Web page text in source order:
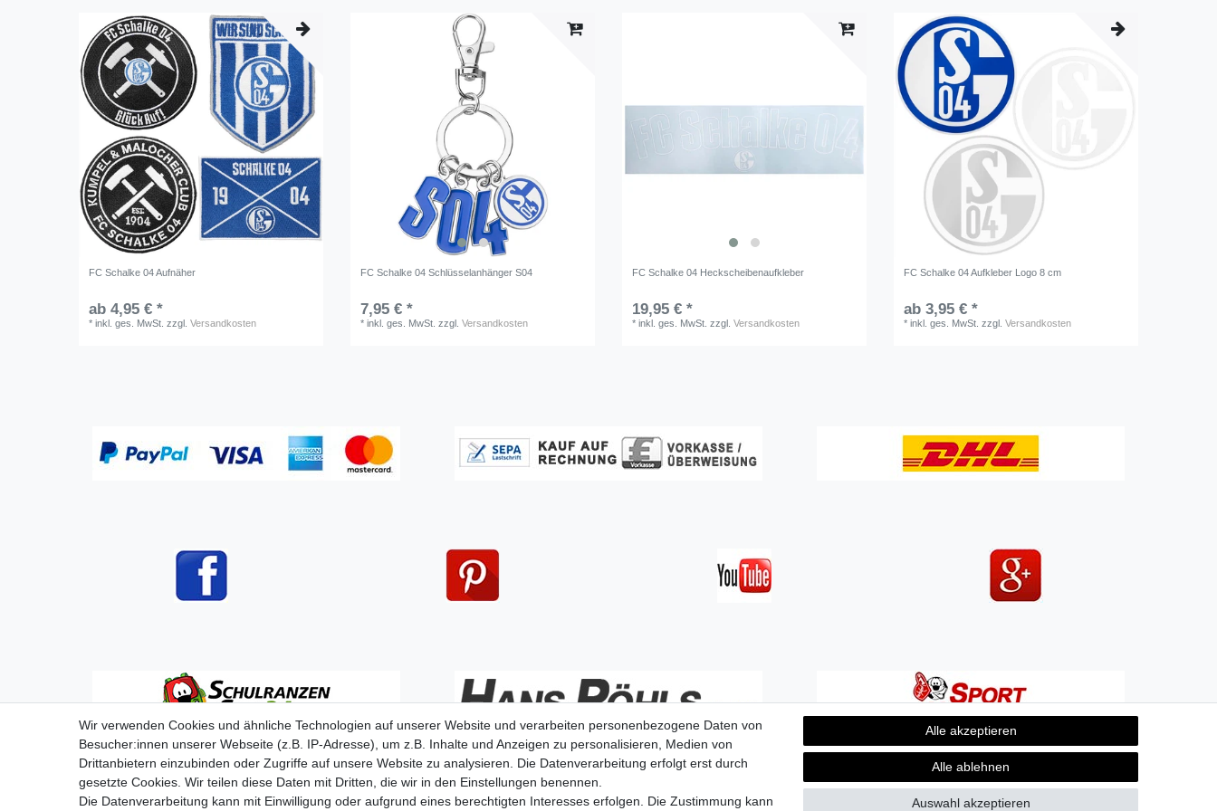
FC Schalke 04 Aufnäher
ab 4,95 € *
*inkl. ges. MwSt. zzgl.Versandkosten
FC Schalke 04 Schlüsselanhänger S04
7,95 € *
*inkl. ges. MwSt. zzgl.Versandkosten
FC Schalke 04 Heckscheibenaufkleber
19,95 € *
*inkl. ges. MwSt. zzgl.Versandkosten
FC Schalke 04 Aufkleber Logo 8 cm
ab 3,95 € *
*inkl. ges. MwSt. zzgl.Versandkosten
Impressum Daten­schutz­erklärung AGB Widerrufs­recht Vertrag widerrufen
Wir verwenden Cookies und ähnliche Technologien auf unserer Website und verarbeiten personenbezogene Daten von
Besucher:innen unserer Webseite (z.B. IP-Adresse), um z.B. Inhalte und Anzeigen zu personalisieren, Medien von
Drittanbietern einzubinden oder Zugriffe auf unsere Website zu analysieren. Die Datenverarbeitung erfolgt erst durch
gesetzte Cookies. Wir teilen diese Daten mit Dritten, die wir in den Einstellungen benennen.
Die Datenverarbeitung kann mit Einwilligung oder aufgrund eines berechtigten Interesses erfolgen. Die Zustimmung kann
Alle akzeptieren
Alle ablehnen
Auswahl akzeptieren